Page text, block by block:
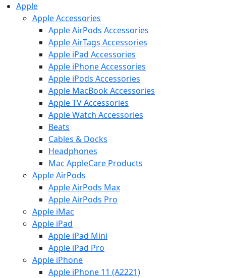
Apple
Apple Accessories
Apple AirPods Accessories
Apple AirTags Accessories
Apple iPad Accessories
Apple iPhone Accessories
Apple iPods Accessories
Apple MacBook Accessories
Apple TV Accessories
Apple Watch Accessories
Beats
Cables & Docks
Headphones
Mac AppleCare Products
Apple AirPods
Apple AirPods Max
Apple AirPods Pro
Apple iMac
Apple iPad
Apple iPad Mini
Apple iPad Pro
Apple iPhone
Apple iPhone 11 (A2221)